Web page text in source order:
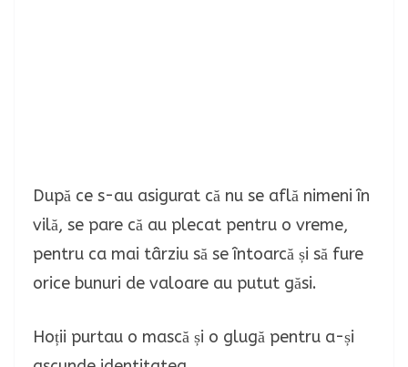
După ce s-au asigurat că nu se află nimeni în
vilă, se pare că au plecat pentru o vreme,
pentru ca mai târziu să se întoarcă și să fure
orice bunuri de valoare au putut găsi.
Hoții purtau o mască și o glugă pentru a-și